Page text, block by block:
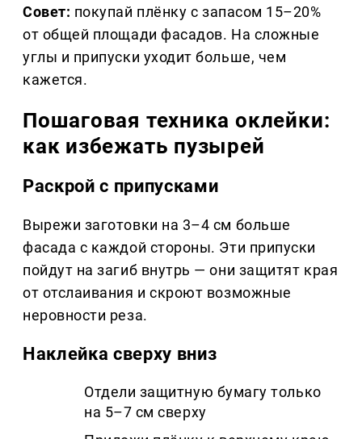
Совет: покупай плёнку с запасом 15–20%
от общей площади фасадов. На сложные
углы и припуски уходит больше, чем
кажется.
Пошаговая техника оклейки:
как избежать пузырей
Раскрой с припусками
Вырежи заготовки на 3–4 см больше
фасада с каждой стороны. Эти припуски
пойдут на загиб внутрь — они защитят края
от отслаивания и скроют возможные
неровности реза.
Наклейка сверху вниз
Отдели защитную бумагу только
на 5–7 см сверху